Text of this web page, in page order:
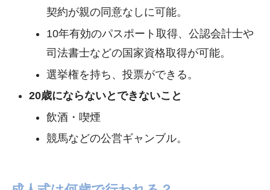
契約が親の同意なしに可能。
10年有効のパスポート取得、公認会計士や
司法書士などの国家資格取得が可能。
選挙権を持ち、投票ができる。
20歳にならないとできないこと
飲酒・喫煙
競馬などの公営ギャンブル。